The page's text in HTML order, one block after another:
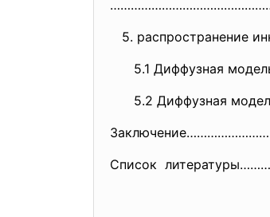
5. распространение
5.1 Диффузная
5.2 Диффузная
Список